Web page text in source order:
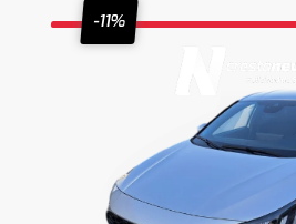
-11%